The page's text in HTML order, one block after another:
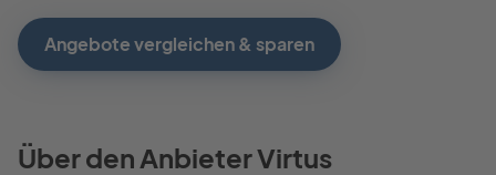
Angebote vergleichen & sparen
Über den Anbieter Virtus